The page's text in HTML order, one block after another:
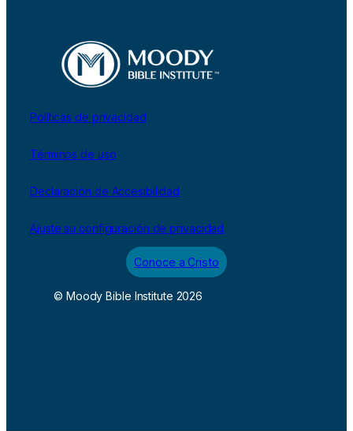
Políticas de privacidad
Términos de uso
Declaración de Accesibilidad
Ajuste su configuración de privacidad
Conoce a Cristo
© Moody Bible Institute 2026